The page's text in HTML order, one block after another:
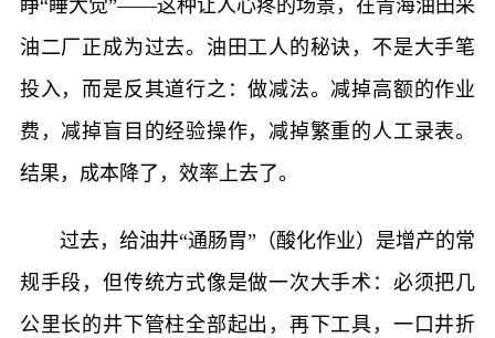
睁“睡大觉”——这种让人心疼的场景，在青海油田采
油二厂正成为过去。油田工人的秘诀，不是大手笔
投入，而是反其道行之：做减法。减掉高额的作业
费，减掉盲目的经验操作，减掉繁重的人工录表。
结果，成本降了，效率上去了。
过去，给油井“通肠胃”（酸化作业）是增产的常
规手段，但传统方式像是做一次大手术：必须把几
公里长的井下管柱全部起出，再下工具，一口井折